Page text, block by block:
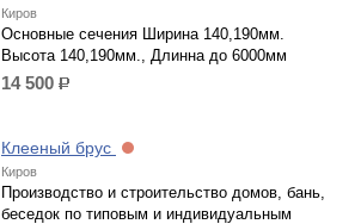
Киров
Основные сечения Ширина 140,190мм.
Высота 140,190мм., Длинна до 6000мм
14 500 р.
Клееный брус
Киров
Производство и строительство домов, бань,
беседок по типовым и индивидуальным